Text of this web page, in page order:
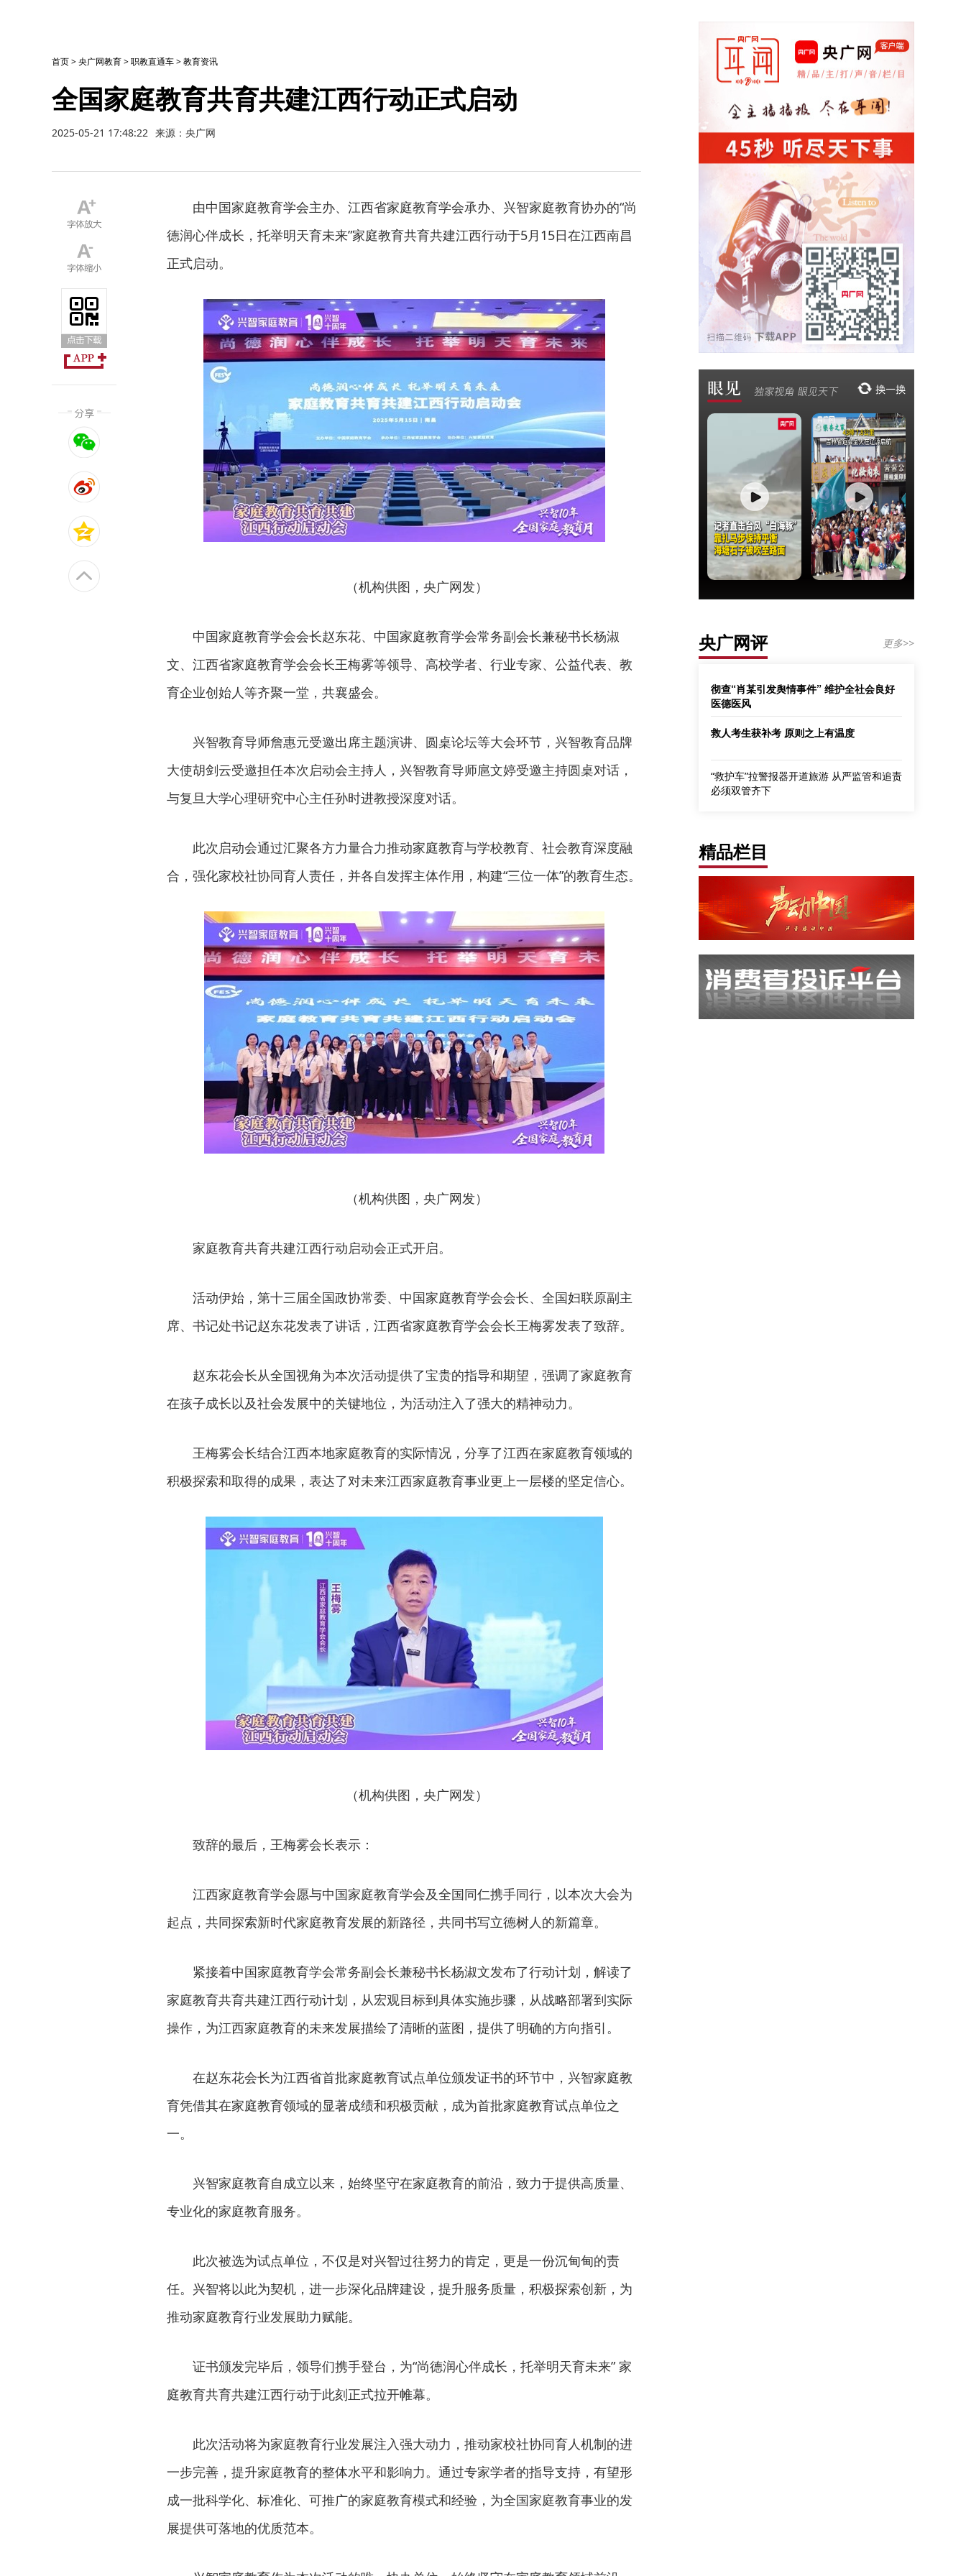
首页>央广网教育>职教直通车>教育资讯
全国家庭教育共育共建江西行动正式启动
2025-05-21 17:48:22 来源：央广网
由中国家庭教育学会主办、江西省家庭教育学会承办、兴智家庭教育协办的“尚
德润心伴成长，托举明天育未来”家庭教育共育共建江西行动于5月15日在江西南昌
正式启动。
（机构供图，央广网发）
中国家庭教育学会会长赵东花、中国家庭教育学会常务副会长兼秘书长杨淑
文、江西省家庭教育学会会长王梅雾等领导、高校学者、行业专家、公益代表、教
育企业创始人等齐聚一堂，共襄盛会。
兴智教育导师詹惠元受邀出席主题演讲、圆桌论坛等大会环节，兴智教育品牌
大使胡剑云受邀担任本次启动会主持人，兴智教育导师扈文婷受邀主持圆桌对话，
与复旦大学心理研究中心主任孙时进教授深度对话。
此次启动会通过汇聚各方力量合力推动家庭教育与学校教育、社会教育深度融
合，强化家校社协同育人责任，并各自发挥主体作用，构建“三位一体”的教育生态。
（机构供图，央广网发）
家庭教育共育共建江西行动启动会正式开启。
活动伊始，第十三届全国政协常委、中国家庭教育学会会长、全国妇联原副主
席、书记处书记赵东花发表了讲话，江西省家庭教育学会会长王梅雾发表了致辞。
赵东花会长从全国视角为本次活动提供了宝贵的指导和期望，强调了家庭教育
在孩子成长以及社会发展中的关键地位，为活动注入了强大的精神动力。
王梅雾会长结合江西本地家庭教育的实际情况，分享了江西在家庭教育领域的
积极探索和取得的成果，表达了对未来江西家庭教育事业更上一层楼的坚定信心。
（机构供图，央广网发）
致辞的最后，王梅雾会长表示：
江西家庭教育学会愿与中国家庭教育学会及全国同仁携手同行，以本次大会为
起点，共同探索新时代家庭教育发展的新路径，共同书写立德树人的新篇章。
紧接着中国家庭教育学会常务副会长兼秘书长杨淑文发布了行动计划，解读了
家庭教育共育共建江西行动计划，从宏观目标到具体实施步骤，从战略部署到实际
操作，为江西家庭教育的未来发展描绘了清晰的蓝图，提供了明确的方向指引。
在赵东花会长为江西省首批家庭教育试点单位颁发证书的环节中，兴智家庭教
育凭借其在家庭教育领域的显著成绩和积极贡献，成为首批家庭教育试点单位之
一。
兴智家庭教育自成立以来，始终坚守在家庭教育的前沿，致力于提供高质量、
专业化的家庭教育服务。
此次被选为试点单位，不仅是对兴智过往努力的肯定，更是一份沉甸甸的责
任。兴智将以此为契机，进一步深化品牌建设，提升服务质量，积极探索创新，为
推动家庭教育行业发展助力赋能。
证书颁发完毕后，领导们携手登台，为“尚德润心伴成长，托举明天育未来” 家
庭教育共育共建江西行动于此刻正式拉开帷幕。
此次活动将为家庭教育行业发展注入强大动力，推动家校社协同育人机制的进
一步完善，提升家庭教育的整体水平和影响力。通过专家学者的指导支持，有望形
成一批科学化、标准化、可推广的家庭教育模式和经验，为全国家庭教育事业的发
展提供可落地的优质范本。
央广网评 更多>>
彻查“肖某引发舆情事件” 维护全社会良好
医德医风
救人考生获补考 原则之上有温度
“救护车”拉警报器开道旅游 从严监管和追责
必须双管齐下
精品栏目